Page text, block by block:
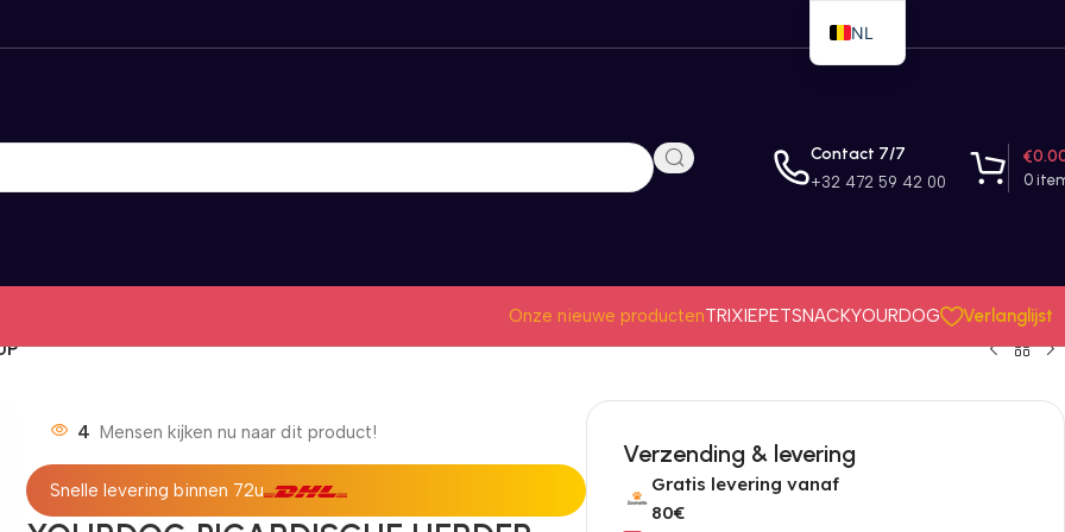
Contact 7/7
+32 472 59 42 00 0
€
Onze nieuwe productenTRIXIEPETSNACKYOURDOG
Verlanglijst
4 Mensen kijken nu naar dit product!
Snelle levering binnen 72u
Verzending & levering
Gratis levering vanaf
80€
NL
EN